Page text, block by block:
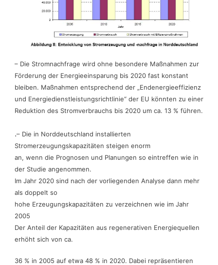
– Die Stromnachfrage wird ohne besondere Maßnahmen zur
Förderung der Energieeinsparung bis 2020 fast konstant
bleiben. Maßnahmen entsprechend der „Endenergieeffizienz
und Energiedienstleistungsrichtlinie“ der EU könnten zu einer
Reduktion des Stromverbrauchs bis 2020 um ca. 13 % führen.
.– Die in Norddeutschland installierten
Stromerzeugungskapazitäten steigen enorm
an, wenn die Prognosen und Planungen so eintreffen wie in
der Studie angenommen.
Im Jahr 2020 sind nach der vorliegenden Analyse dann mehr
als doppelt so
hohe Erzeugungskapazitäten zu verzeichnen wie im Jahr
2005
Der Anteil der Kapazitäten aus regenerativen Energiequellen
erhöht sich von ca.
36 % in 2005 auf etwa 48 % in 2020. Dabei repräsentieren